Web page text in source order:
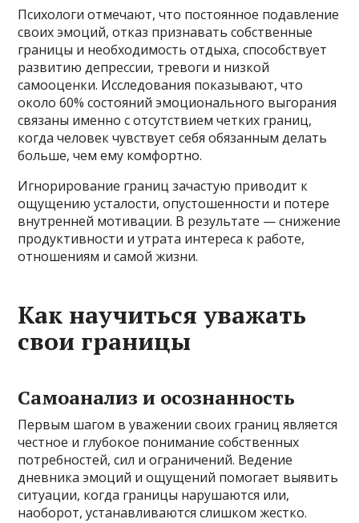
Психологи отмечают, что постоянное подавление
своих эмоций, отказ признавать собственные
границы и необходимость отдыха, способствует
развитию депрессии, тревоги и низкой
самооценки. Исследования показывают, что
около 60% состояний эмоционального выгорания
связаны именно с отсутствием четких границ,
когда человек чувствует себя обязанным делать
больше, чем ему комфортно.
Игнорирование границ зачастую приводит к
ощущению усталости, опустошенности и потере
внутренней мотивации. В результате — снижение
продуктивности и утрата интереса к работе,
отношениям и самой жизни.
Как научиться уважать
свои границы
Самоанализ и осознанность
Первым шагом в уважении своих границ является
честное и глубокое понимание собственных
потребностей, сил и ограничений. Ведение
дневника эмоций и ощущений помогает выявить
ситуации, когда границы нарушаются или,
наоборот, устанавливаются слишком жестко.